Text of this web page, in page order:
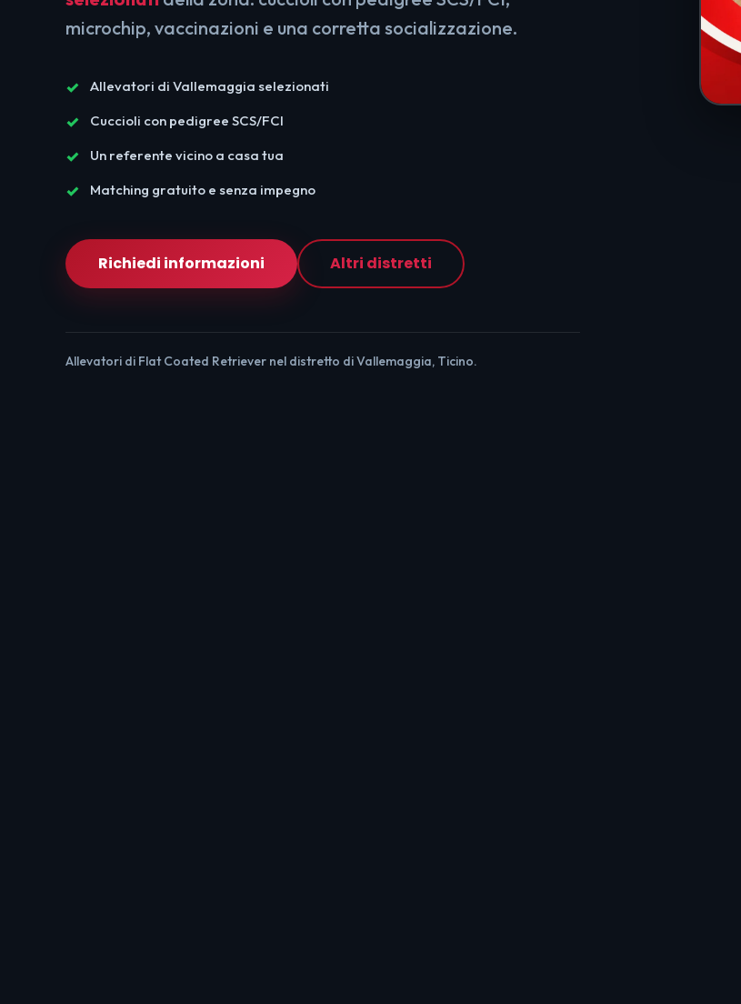
microchip, vaccinazioni e una corretta socializzazione.
Allevatori di Vallemaggia selezionati
Cuccioli con pedigree SCS/FCI
Un referente vicino a casa tua
Matching gratuito e senza impegno
Richiedi informazioni Altri distretti
Allevatori di Flat Coated Retriever nel distretto di Vallemaggia, Ticino.